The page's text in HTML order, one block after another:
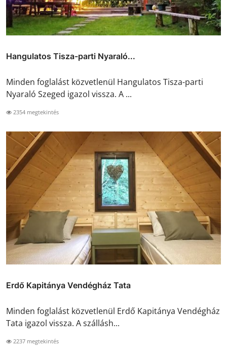
Hangulatos Tisza-parti Nyaraló...
Minden foglalást közvetlenül Hangulatos Tisza-parti
Nyaraló Szeged igazol vissza. A ...
2354 megtekintés
Erdő Kapitánya Vendégház Tata
Minden foglalást közvetlenül Erdő Kapitánya Vendégház
Tata igazol vissza. A szállásh...
2237 megtekintés